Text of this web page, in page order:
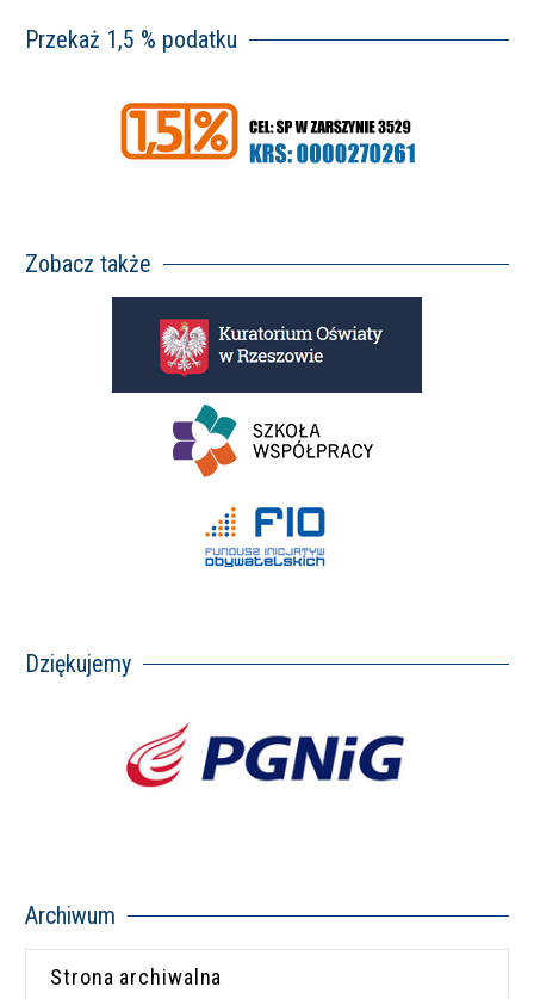
Przekaż 1,5 % podatku
Zobacz także
Dziękujemy
Archiwum
Strona archiwalna